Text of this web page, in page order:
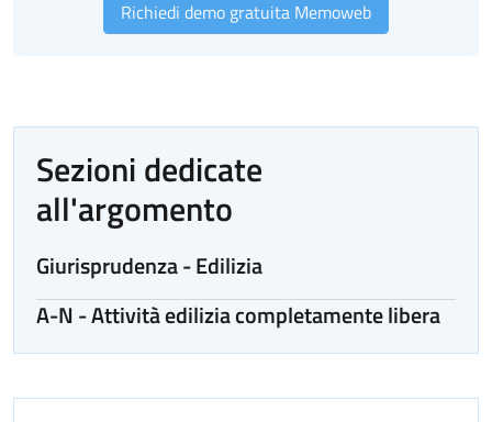
Richiedi demo gratuita Memoweb
Sezioni dedicate
all'argomento
Giurisprudenza - Edilizia
A-N - Attività edilizia completamente libera